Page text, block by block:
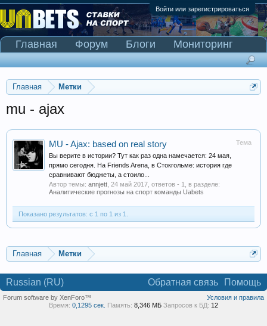
Войти или зарегистрироваться
Главная Метки
mu - ajax
Тема
MU - Ajax: based on real story
Вы верите в истории? Тут как раз одна намечается: 24 мая,
прямо сегодня. На Friends Arena, в Стокгольме: история где
сравнивают бюджеты, а стоило...
Автор темы: annjett 24 май 2017 , ответов - 1, в разделе:
Аналитические прогнозы на спорт команды Uabets
Показано результатов: с 1 по 1 из 1.
Главная Метки
Главная Форум Блоги
Мониторинг
Сканер Pinnacle
Russian (RU) Обратная связь Помощь
Условия и правила
Forum software by XenForo™
Время: 0,1295 сек. Память: 8,346 МБ Запросов к БД: 12